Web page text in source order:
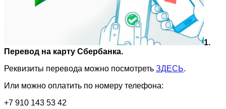
1.
Перевод на карту Сбербанка.
Реквизиты перевода можно посмотреть ЗДЕСЬ.
Или можно оплатить по номеру телефона:
+7 910 143 53 42